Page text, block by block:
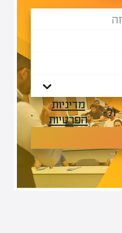
ול-
מדיניות
הפרטיות
.